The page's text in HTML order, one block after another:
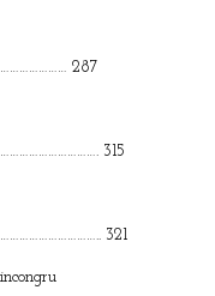
287
315
321